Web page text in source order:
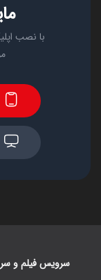
با نصب
سرویس فیلم و